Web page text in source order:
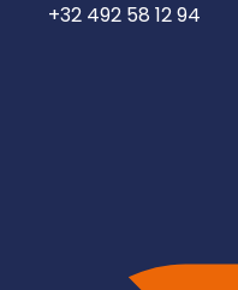
+32 492 58 12 94